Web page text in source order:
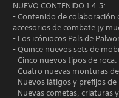
NUEVO CONTENIDO 1.4.5:
- Contenido de colaboración
accesorios de combate ¡y
- Los icóniocos Pals de
- Quince nuevos sets de
- Cinco nuevos tipos de
- Cuatro nuevas monturas
- Nuevos látigos y prefijos
- Nuevas cometas, criaturas